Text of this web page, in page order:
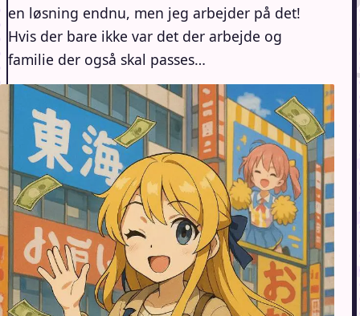
en løsning endnu, men jeg arbejder på det!
Hvis der bare ikke var det der arbejde og
familie der også skal passes…